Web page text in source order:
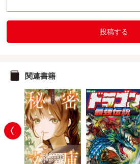
投稿する
関連書籍